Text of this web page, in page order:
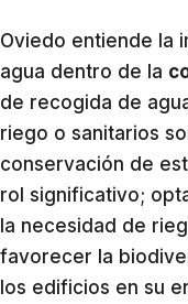
Oviedo entiende la
agua dentro de la
de recogida de
riego o sanitarios
conservación de
rol significativo;
la necesidad de
favorecer la
los edificios en su